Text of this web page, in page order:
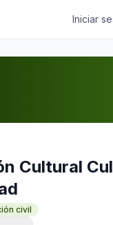
Iniciar
Cultural
civil